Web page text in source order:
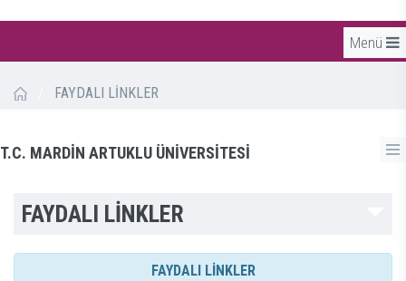
Menü
FAYDALI LİNKLER
T.C. MARDİN ARTUKLU ÜNİVERSİTESİ
FAYDALI LİNKLER
FAYDALI LİNKLER